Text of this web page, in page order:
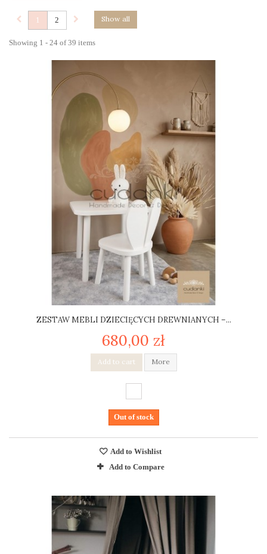
Show all
1 2
Showing 1 - 24 of 39 items
ZESTAW MEBLI DZIECIĘCYCH DREWNIANYCH –...
680,00 zł
Add to cart More
Out of stock
Add to Wishlist
Add to Compare